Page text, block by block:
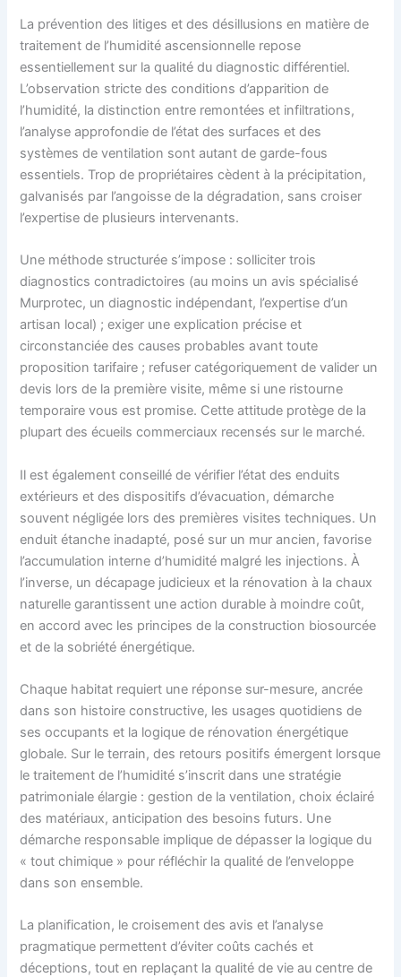
La prévention des litiges et des désillusions en matière de
traitement de l’humidité ascensionnelle repose
essentiellement sur la qualité du diagnostic différentiel.
L’observation stricte des conditions d’apparition de
l’humidité, la distinction entre remontées et infiltrations,
l’analyse approfondie de l’état des surfaces et des
systèmes de ventilation sont autant de garde-fous
essentiels. Trop de propriétaires cèdent à la précipitation,
galvanisés par l’angoisse de la dégradation, sans croiser
l’expertise de plusieurs intervenants.
Une méthode structurée s’impose : solliciter trois
diagnostics contradictoires (au moins un avis spécialisé
Murprotec, un diagnostic indépendant, l’expertise d’un
artisan local) ; exiger une explication précise et
circonstanciée des causes probables avant toute
proposition tarifaire ; refuser catégoriquement de valider un
devis lors de la première visite, même si une ristourne
temporaire vous est promise. Cette attitude protège de la
plupart des écueils commerciaux recensés sur le marché.
Il est également conseillé de vérifier l’état des enduits
extérieurs et des dispositifs d’évacuation, démarche
souvent négligée lors des premières visites techniques. Un
enduit étanche inadapté, posé sur un mur ancien, favorise
l’accumulation interne d’humidité malgré les injections. À
l’inverse, un décapage judicieux et la rénovation à la chaux
naturelle garantissent une action durable à moindre coût,
en accord avec les principes de la construction biosourcée
et de la sobriété énergétique.
Chaque habitat requiert une réponse sur-mesure, ancrée
dans son histoire constructive, les usages quotidiens de
ses occupants et la logique de rénovation énergétique
globale. Sur le terrain, des retours positifs émergent lorsque
le traitement de l’humidité s’inscrit dans une stratégie
patrimoniale élargie : gestion de la ventilation, choix éclairé
des matériaux, anticipation des besoins futurs. Une
démarche responsable implique de dépasser la logique du
« tout chimique » pour réfléchir la qualité de l’enveloppe
dans son ensemble.
La planification, le croisement des avis et l’analyse
pragmatique permettent d’éviter coûts cachés et
déceptions, tout en replaçant la qualité de vie au centre de